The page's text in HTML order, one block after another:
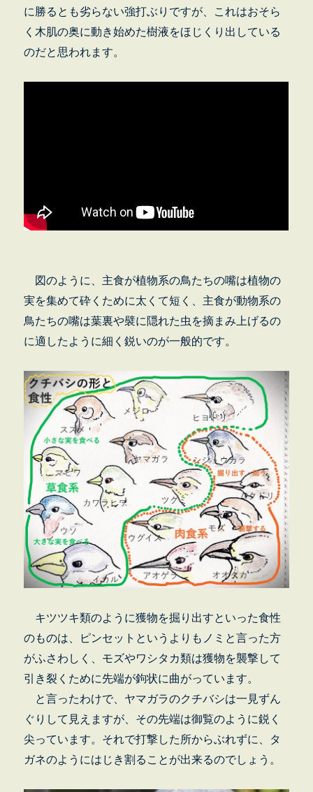
に勝るとも劣らない強打ぶりですが、これはおそら
く木肌の奥に動き始めた樹液をほじくり出している
のだと思われます。
図のように、主食が植物系の鳥たちの嘴は植物の
実を集めて砕くために太くて短く、主食が動物系の
鳥たちの嘴は葉裏や襞に隠れた虫を摘まみ上げるの
に適したように細く鋭いのが一般的です。
キツツキ類のように獲物を掘り出すといった食性
のものは、ピンセットというよりもノミと言った方
がふさわしく、モズやワシタカ類は獲物を襲撃して
引き裂くために先端が鉤状に曲がっています。
と言ったわけで、ヤマガラのクチバシは一見ずん
ぐりして見えますが、その先端は御覧のように鋭く
尖っています。それで打撃した所からぶれずに、タ
ガネのようにはじき割ることが出来るのでしょう。